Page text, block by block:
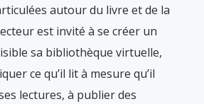
autour du livre et de la
est invité à se créer un
sa bibliothèque virtuelle,
ce qu’il lit à mesure qu’il
lectures, à publier des